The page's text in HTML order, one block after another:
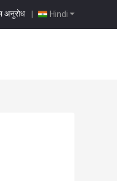
Hindi
अनुरोध |